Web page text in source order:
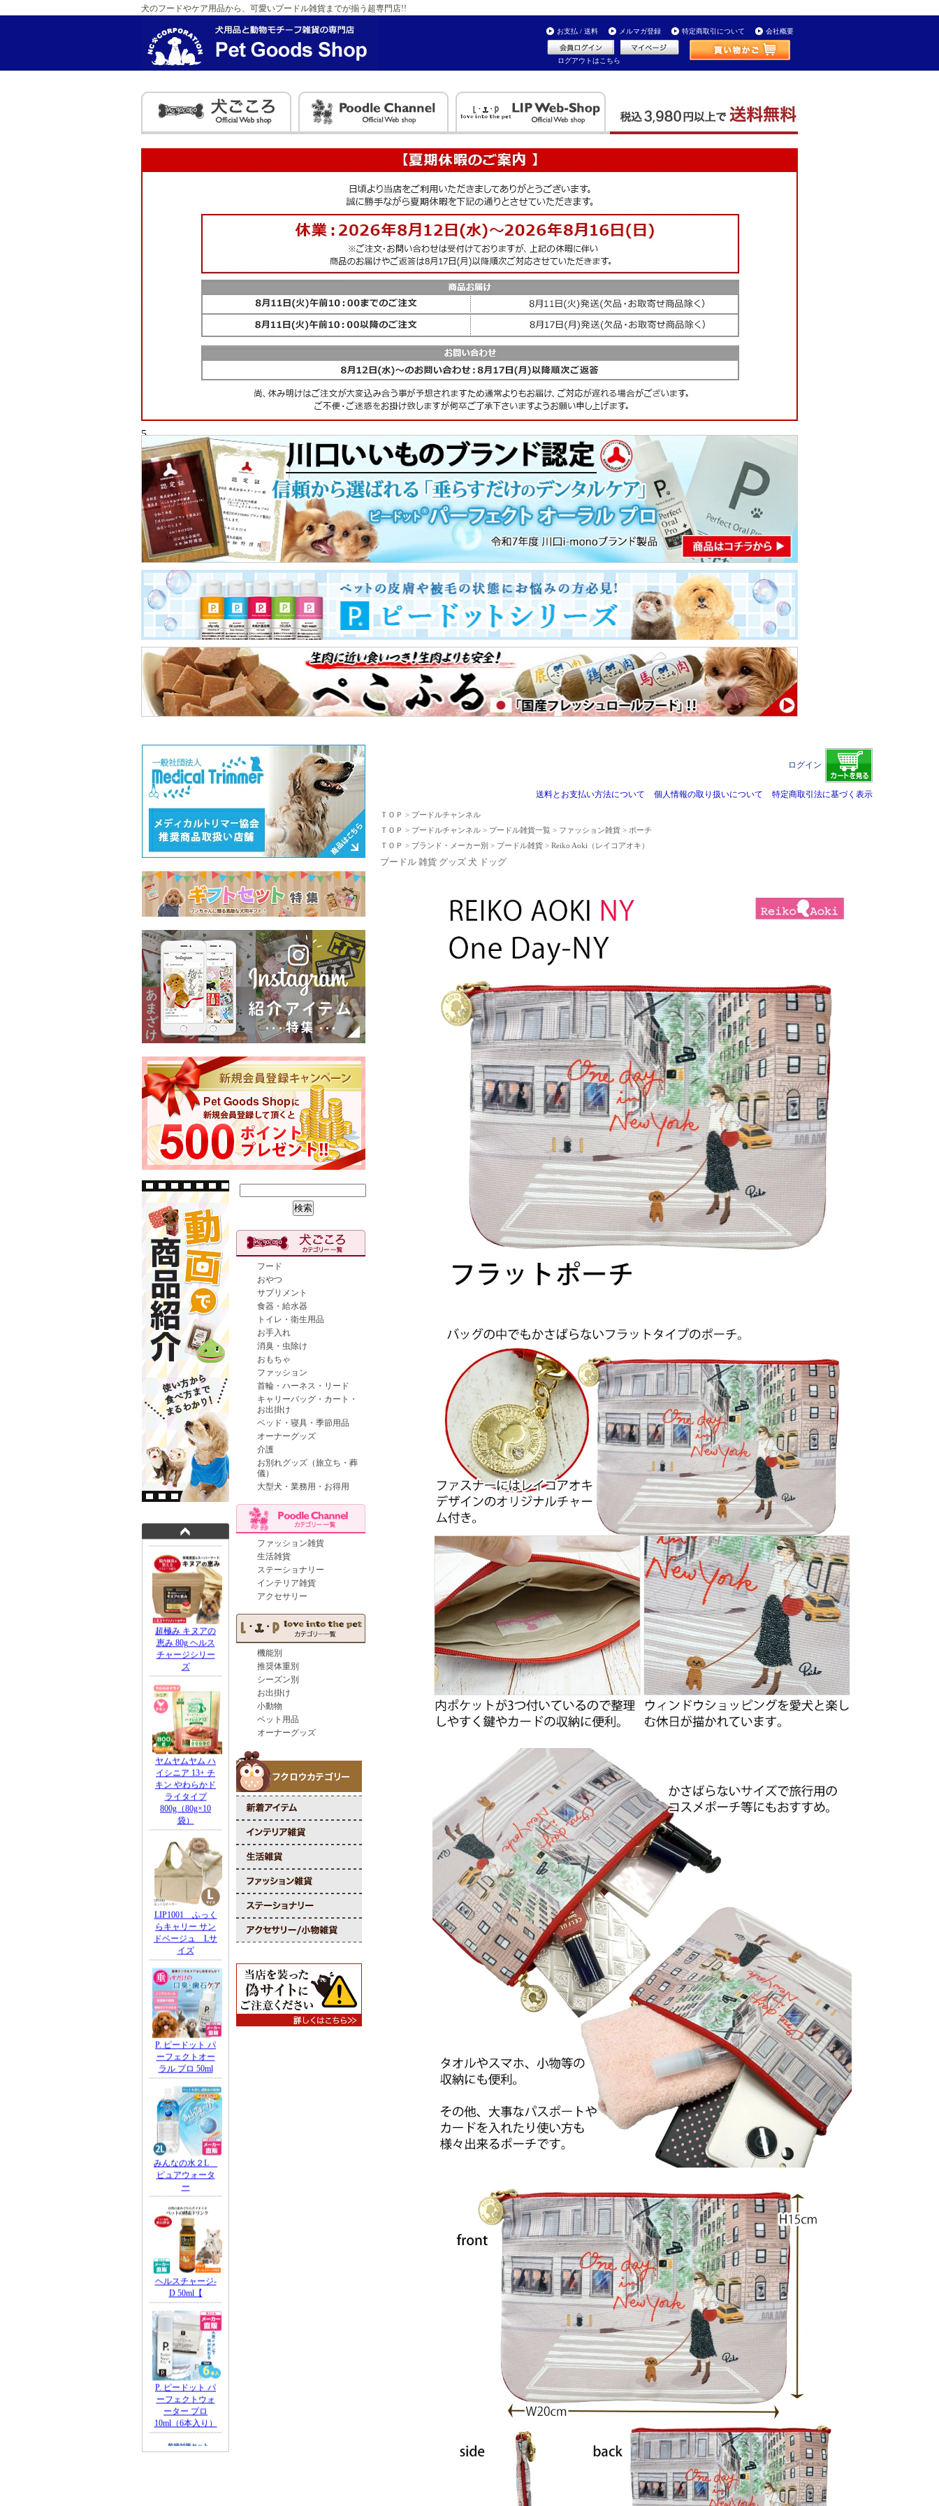
犬のフードやケア用品から、可愛いプードル雑貨までが揃う超専門店!!
お支払 / 送料 メルマガ登録 特定商取引について 会社概要
ログアウトはこちら
フード
おやつ
サプリメント
食器・給水器
トイレ・衛生用品
お手入れ
消臭・虫除け
おもちゃ
ファッション
首輪・ハーネス・リード
キャリーバッグ・カート・
お出掛け
ベッド・寝具・季節用品
オーナーグッズ
介護
お別れグッズ（旅立ち・葬
儀）
大型犬・業務用・お得用
ファッション雑貨
生活雑貨
ステーショナリー
インテリア雑貨
アクセサリー
機能別
推奨体重別
シーズン別
お出掛け
小動物
ペット用品
オーナーグッズ
ログイン
送料とお支払い方法について 個人情報の取り扱いについて 特定商取引法に基づく表示
ＴＯＰ > プードルチャンネル
ＴＯＰ > プードルチャンネル > プードル雑貨一覧 > ファッション雑貨 > ポーチ
ＴＯＰ > ブランド・メーカー別 > プードル雑貨 > Reiko Aoki（レイコアオキ）
プードル 雑貨 グッズ 犬 ドッグ